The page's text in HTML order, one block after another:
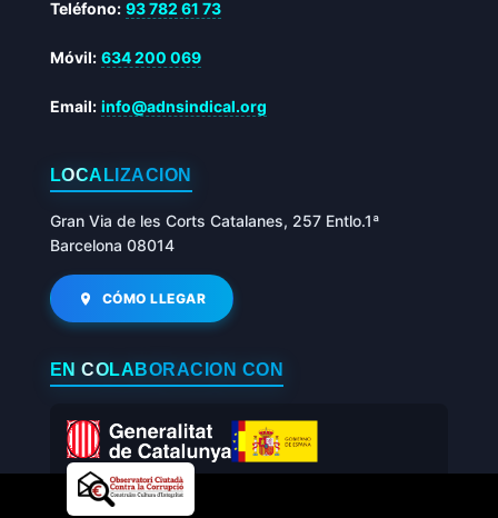
Teléfono: 93 782 61 73
Móvil: 634 200 069
Email: info@adnsindical.org
LOCALIZACIÓN
Gran Via de les Corts Catalanes, 257 Entlo.1ª
Barcelona 08014
CÓMO LLEGAR
EN COLABORACIÓN CON